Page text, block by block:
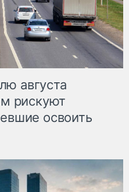
августа
рискуют
освоить